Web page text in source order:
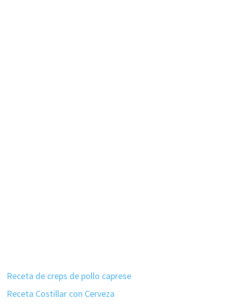
Receta de creps de pollo caprese
Receta Costillar con Cerveza